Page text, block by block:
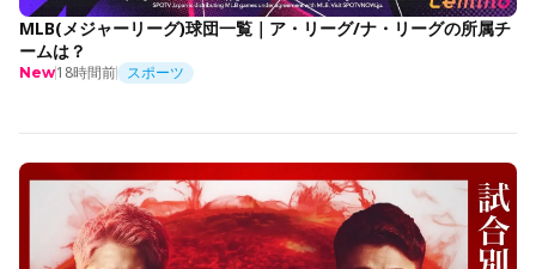
MLB(メジャーリーグ)球団一覧｜ア・リーグ/ナ・リーグの所属チ
ームは？
New18時間前 スポーツ